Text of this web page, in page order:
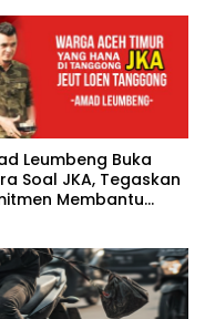
Leumbeng Buka
Soal JKA, Tegaskan
Membantu